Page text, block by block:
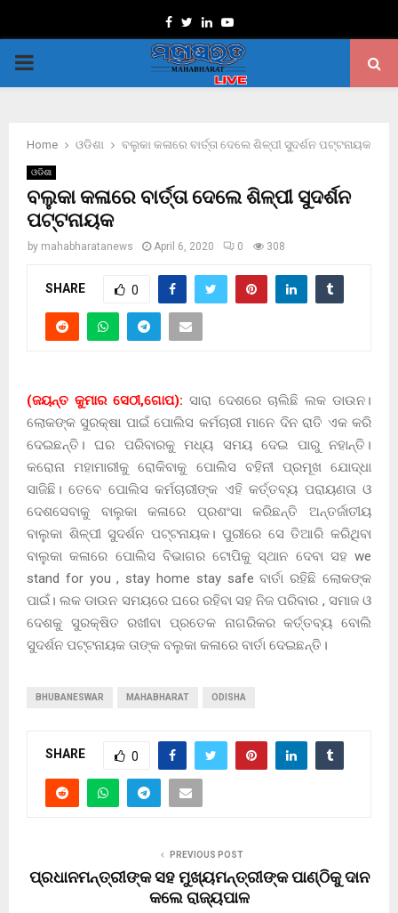
Facebook
TwitterLinkedinYoutube
PRIMARY
Home ଓଡିଶା ବଲୁକା କଳାରେ ବାର୍ତ୍ତା ଦେଲେ ଶିଳ୍ପୀ ସୁଦର୍ଶନ ପଟ୍ଟନାୟକ
ଓଡିଶା
ବଲୁକା କଳାରେ ବାର୍ତ୍ତା ଦେଲେ ଶିଳ୍ପୀ ସୁଦର୍ଶନ
ପଟ୍ଟନାୟକ
by mahabharatanews April 6, 2020 0 308
SHARE 0
(ଜୟନ୍ତ କୁମାର ସେଠୀ,ଗୋପ): ସାରା ଦେଶରେ ଚାଲିଛି ଲକ ଡାଉନ।
ଲୋକଙ୍କ ସୁରକ୍ଷା ପାଇଁ ପୋଲିସ କର୍ମଚାରୀ ମାନେ ଦିନ ରାତି ଏକ କରି
ଦେଇଛନ୍ତି। ଘର ପରିବାରକୁ ମଧ୍ୟ ସମୟ ଦେଇ ପାରୁ ନହାନ୍ତି।
କରୋନା ମହାମାରୀକୁ ରୋକିବାକୁ ପୋଲିସ ବହିନୀ ପ୍ରମୂଖ ଯୋଦ୍ଧା
ସାଜିଛି। ତେବେ ପୋଲିସ କର୍ମଚାରୀଙ୍କ ଏହି କର୍ତ୍ତବ୍ୟ ପରାୟଣତା ଓ
ଦେଶସେବାକୁ ବାଲୁକା କଳାରେ ପ୍ରଶଂସା କରିଛନ୍ତି ଅନ୍ତର୍ଜାତୀୟ
ବାଲୁକା ଶିଳ୍ପୀ ସୁଦର୍ଶନ ପଟ୍ଟନାୟକ। ପୁରୀରେ ସେ ତିଆରି କରିଥିବା
ବାଲୁକା କଳାରେ ପୋଲିସ ବିଭାଗର ଟୋପିକୁ ସ୍ଥାନ ଦେବା ସହ we
stand for you , stay home stay safe ବାର୍ତା ରହିଛି ଲୋକଙ୍କ
ପାଇଁ। ଲକ ଡାଉନ ସମୟରେ ଘରେ ରହିବା ସହ ନିଜ ପରିବାର , ସମାଜ ଓ
ଦେଶକୁ ସୁରକ୍ଷିତ ରଖୀବା ପ୍ରତେକ ନାଗରିକର କର୍ତ୍ତବ୍ୟ ବୋଲି
ସୁଦର୍ଶନ ପଟ୍ଟନାୟକ ତାଙ୍କ ବଲୁକା କଳାରେ ବାର୍ତା ଦେଇଛନ୍ତି।
BHUBANESWAR MAHABHARAT ODISHA
SHARE 0
PREVIOUS POST
ପ୍ରଧାନମନ୍ତ୍ରୀଙ୍କ ସହ ମୁଖ୍ୟମନ୍ତ୍ରୀଙ୍କ ପାଣ୍ଠିକୁ ଦାନ
କଲେ ରାଜ୍ୟପାଳ